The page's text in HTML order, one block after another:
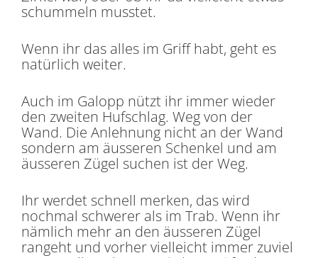
schummeln musstet.
Wenn ihr das alles im Griff habt, geht es
natürlich weiter.
Auch im Galopp nützt ihr immer wieder
den zweiten Hufschlag. Weg von der
Wand. Die Anlehnung nicht an der Wand
sondern am äusseren Schenkel und am
äusseren Zügel suchen ist der Weg.
Ihr werdet schnell merken, das wird
nochmal schwerer als im Trab. Wenn ihr
nämlich mehr an den äusseren Zügel
rangeht und vorher vielleicht immer zuviel